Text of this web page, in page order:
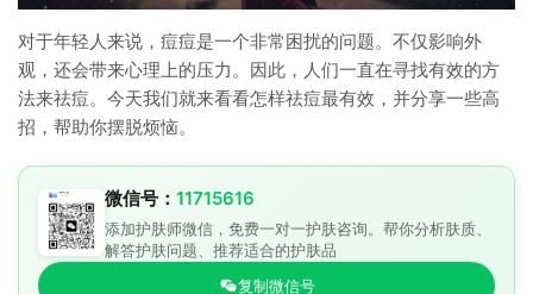
对于年轻人来说，痘痘是一个非常困扰的问题。不仅影响外
观，还会带来心理上的压力。因此，人们一直在寻找有效的方
法来祛痘。今天我们就来看看怎样祛痘最有效，并分享一些高
招，帮助你摆脱烦恼。
微信号： 11715616
添加护肤师微信，免费一对一护肤咨询。帮你分析肤质、
解答护肤问题、推荐适合的护肤品
复制微信号